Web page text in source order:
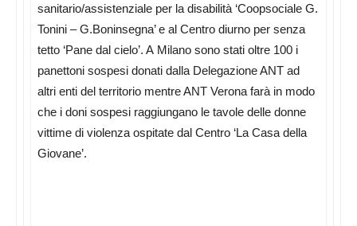
sanitario/assistenziale per la disabilità ‘Coopsociale G.
Tonini – G.Boninsegna’ e al Centro diurno per senza
tetto ‘Pane dal cielo’. A Milano sono stati oltre 100 i
panettoni sospesi donati dalla Delegazione ANT ad
altri enti del territorio mentre ANT Verona farà in modo
che i doni sospesi raggiungano le tavole delle donne
vittime di violenza ospitate dal Centro ‘La Casa della
Giovane’.